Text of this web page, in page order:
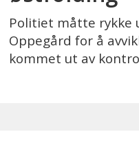
Politiet måtte rykke
Oppegård for å
kommet ut av